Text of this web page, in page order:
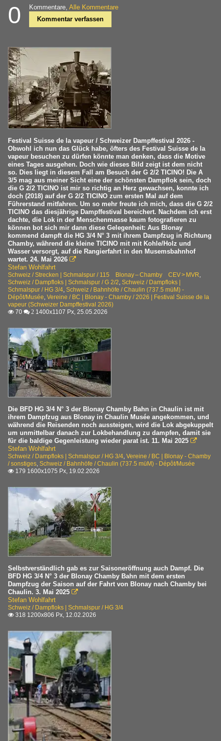
0 Kommentare, Alle Kommentare
Kommentar verfassen
Festival Suisse de la vapeur / Schweizer Dampffestival 2026 -
Obwohl ich nun das Glück habe, öfters des Festival Suisse de la
vapeur besuchen zu dürfen könnte man denken, dass die Motive
eines Tages ausgehen. Doch wie dieses Bild zeigt ist dem nicht
so. Dies liegt in diesem Fall am Besuch der G 2/2 TICINO! Die A
3/5 mag aus meiner Sicht eine der schönsten Dampflok sein, doch
die G 2/2 TICINO ist mir so richtig an Herz gewachsen, konnte ich
doch (2018) auf der G 2/2 TICINO zum ersten Mal auf dem
Führerstand mitfahren. Um so mehr freute ich mich, dass die G 2/2
TICINO das diesjährige Dampffestival bereichert. Nachdem ich erst
dachte, die Lok in der Menschenmasse kaum fotografieren zu
können bot sich mir dann diese Gelegenheit: Aus Blonay
kommend dampft die HG 3/4 N° 3 mit ihrem Dampfzug in Richtung
Chamby, während die kleine TICINO mit mit Kohle/Holz und
Wasser versorgt, auf die Rangierfahrt in den Musemsbahnhof
wartet. 24. Mai 2026 
Stefan Wohlfahrt
Schweiz / Strecken | Schmalspur / 115 Blonay – Chamby CEV > MVR,
Schweiz / Dampfloks | Schmalspur / G 2/2, Schweiz / Dampfloks |
Schmalspur / HG 3/4, Schweiz / Bahnhöfe / Chaulin (737.5 müM) -
Dépôt/Musée, Vereine / BC | Blonay - Chamby / 2026 | Festival Suisse de la
vapeur (Schweizer Dampffestival 2026)
 70  2 1400x1107 Px, 25.05.2026
Die BFD HG 3/4 N° 3 der Blonay Chamby Bahn in Chaulin ist mit
ihrem Dampfzug aus Blonay in Chaulin Musée angekommen, und
während die Reisenden noch aussteigen, wird die Lok abgekuppelt
um unmittelbar danach zur Lokbehandlung zu dampfen, damit sie
für die baldige Gegenleistung wieder parat ist. 11. Mai 2025 
Stefan Wohlfahrt
Schweiz / Dampfloks | Schmalspur / HG 3/4, Vereine / BC | Blonay - Chamby
/ sonstiges, Schweiz / Bahnhöfe / Chaulin (737.5 müM) - Dépôt/Musée
 179 1600x1075 Px, 19.02.2026
Selbstverständlich gab es zur Saisoneröffnung auch Dampf. Die
BFD HG 3/4 N° 3 der Blonay Chamby Bahn mit dem ersten
Dampfzug der Saison auf der Fahrt von Blonay nach Chamby bei
Chaulin. 3. Mai 2025 
Stefan Wohlfahrt
Schweiz / Dampfloks | Schmalspur / HG 3/4
 318 1200x806 Px, 12.02.2026